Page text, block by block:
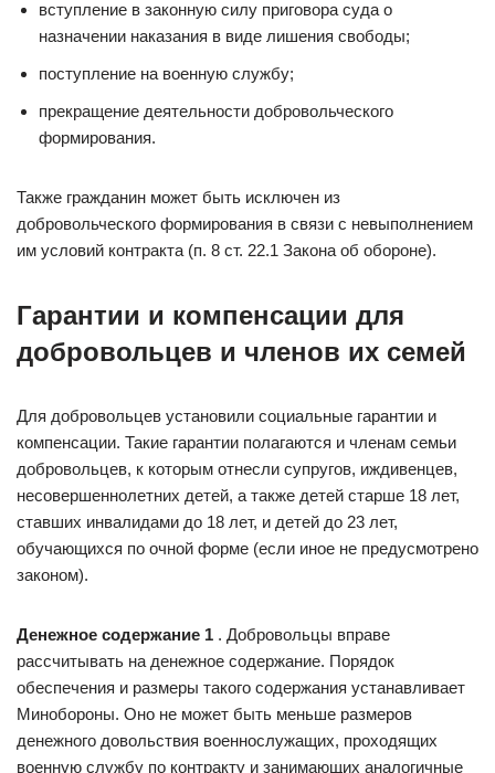
вступление в законную силу приговора суда о
назначении наказания в виде лишения свободы;
поступление на военную службу;
прекращение деятельности добровольческого
формирования.
Также гражданин может быть исключен из
добровольческого формирования в связи с невыполнением
им условий контракта (п. 8 ст. 22.1 Закона об обороне).
Гарантии и компенсации для
добровольцев и членов их семей
Для добровольцев установили социальные гарантии и
компенсации. Такие гарантии полагаются и членам семьи
добровольцев, к которым отнесли супругов, иждивенцев,
несовершеннолетних детей, а также детей старше 18 лет,
ставших инвалидами до 18 лет, и детей до 23 лет,
обучающихся по очной форме (если иное не предусмотрено
законом).
Денежное содержание 1 . Добровольцы вправе
рассчитывать на денежное содержание. Порядок
обеспечения и размеры такого содержания устанавливает
Минобороны. Оно не может быть меньше размеров
денежного довольствия военнослужащих, проходящих
военную службу по контракту и занимающих аналогичные